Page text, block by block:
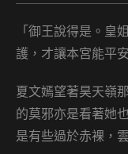
「御王說得是。皇
護，才讓本宮能平
夏文嫣望著昊天嶺
的莫邪亦是看著她
是有些過於赤裸，